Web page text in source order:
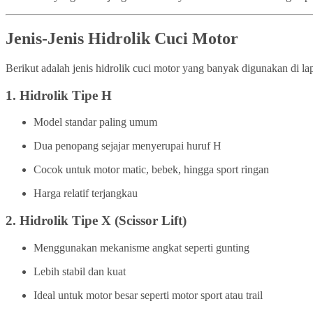
Jenis-Jenis Hidrolik Cuci Motor
Berikut adalah jenis hidrolik cuci motor yang banyak digunakan di
1. Hidrolik Tipe H
Model standar paling umum
Dua penopang sejajar menyerupai huruf H
Cocok untuk motor matic, bebek, hingga sport ringan
Harga relatif terjangkau
2. Hidrolik Tipe X (Scissor Lift)
Menggunakan mekanisme angkat seperti gunting
Lebih stabil dan kuat
Ideal untuk motor besar seperti motor sport atau trail